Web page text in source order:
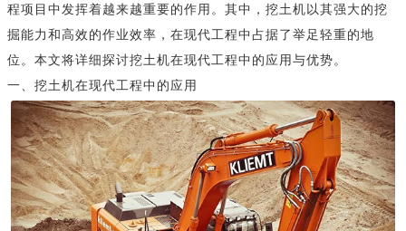
程项目中发挥着越来越重要的作用。其中，挖土机以其强大的挖
掘能力和高效的作业效率，在现代工程中占据了举足轻重的地
位。本文将详细探讨挖土机在现代工程中的应用与优势。
一、挖土机在现代工程中的应用